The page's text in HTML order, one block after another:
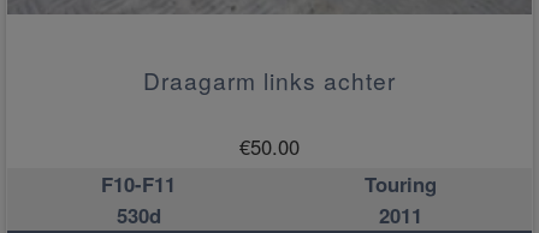
Draagarm links achter
€50.00
F10-F11
Touring
530d
2011